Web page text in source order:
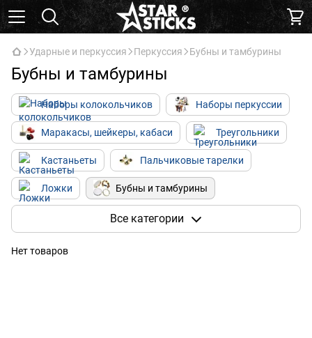
Ударные и перкуссия Перкуссия Бубны и тамбурины
Бубны и тамбурины
Наборы колокольчиков Наборы перкуссии
Маракасы, шейкеры, кабаси Треугольники
Кастаньеты Пальчиковые тарелки
Ложки Бубны и тамбурины
Ковбеллы и блоки Джембе и дарбуки
Все категории
Нет товаров